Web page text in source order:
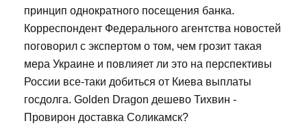
принцип однократного посещения банка.
Корреспондент Федерального агентства новостей
поговорил с экспертом о том, чем грозит такая
мера Украине и повлияет ли это на перспективы
России все-таки добиться от Киева выплаты
госдолга. Golden Dragon дешево Тихвин -
Провирон доставка Соликамск?